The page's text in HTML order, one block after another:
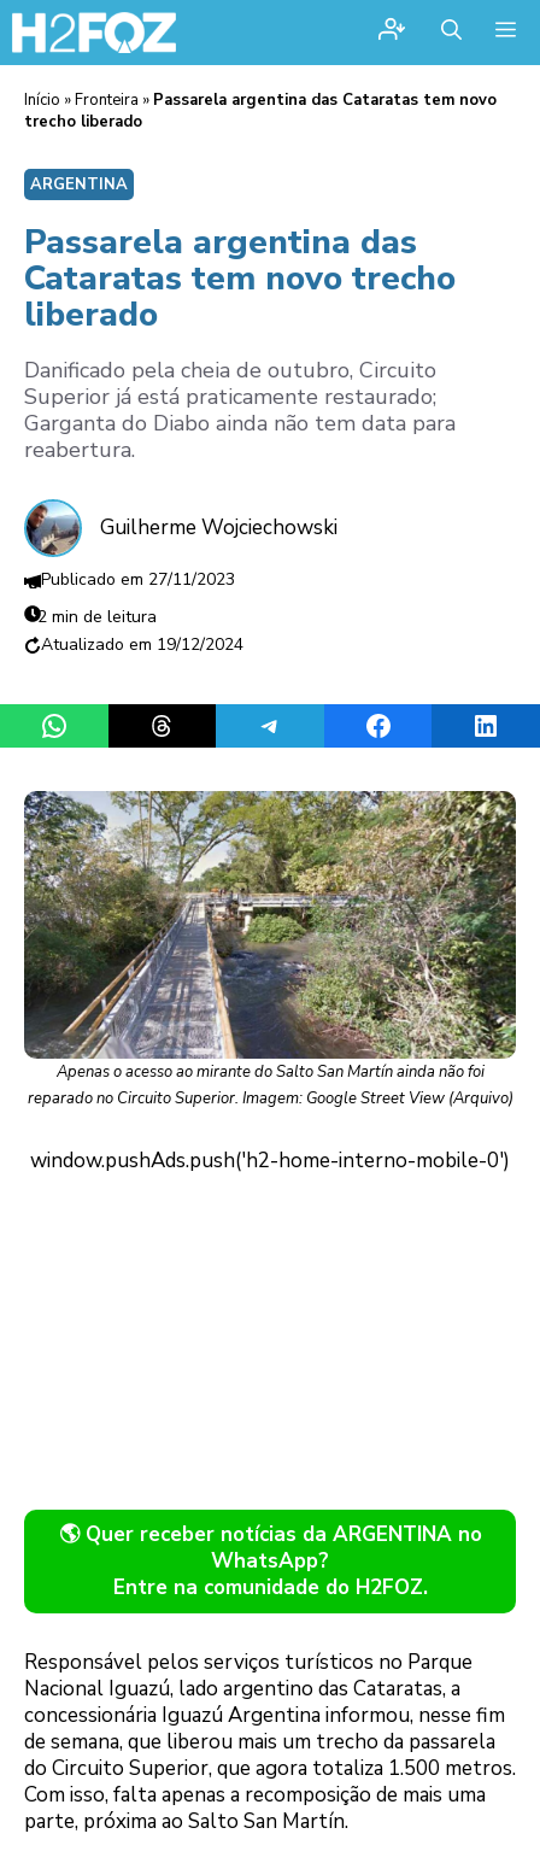
Início »Fronteira » Passarela argentina das Cataratas tem novo
trecho liberado
ARGENTINA
Passarela argentina das
Cataratas tem novo trecho
liberado
Danificado pela cheia de outubro, Circuito
Superior já está praticamente restaurado;
Garganta do Diabo ainda não tem data para
reabertura.
Guilherme Wojciechowski
27/11/2023
2 min de leitura
19/12/2024
Share on WhatsAppShare on ThreadsShare on TelegramShare on Facebook
Apenas o acesso ao mirante do Salto San Martín ainda não foi
reparado no Circuito Superior. Imagem: Google Street View (Arquivo)
🌎 Quer receber notícias da ARGENTINA no
WhatsApp?
Entre na comunidade do H2FOZ.
Responsável pelos serviços turísticos no Parque
Nacional Iguazú, lado argentino das Cataratas, a
concessionária Iguazú Argentina informou, nesse fim
de semana, que liberou mais um trecho da passarela
do Circuito Superior, que agora totaliza 1.500 metros.
Com isso, falta apenas a recomposição de mais uma
parte, próxima ao Salto San Martín.